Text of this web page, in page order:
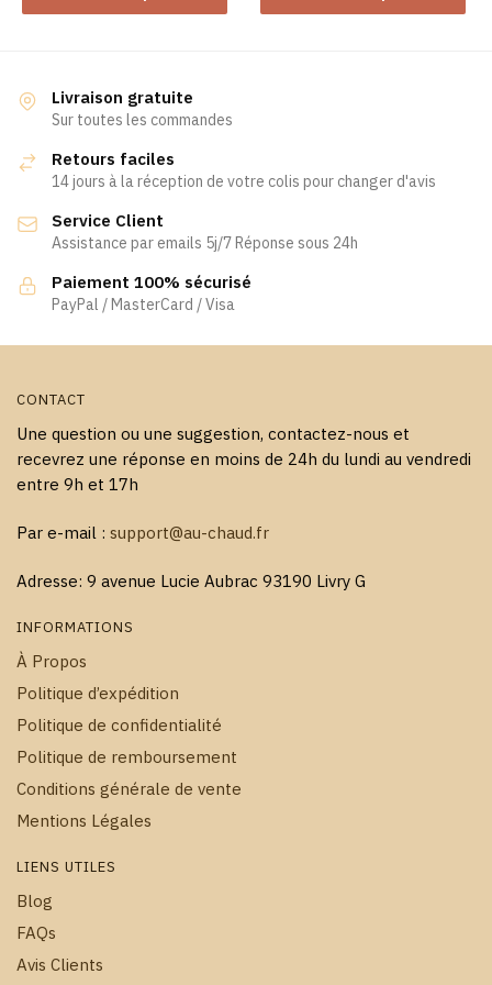
a
Les
options
peuvent
être
sur
la
page
du
produit
peuvent
être
Livraison gratuite
Sur toutes les commandes
Retours faciles
14 jours à la réception de votre colis pour changer d'avis
Service Client
Assistance par emails 5j/7 Réponse sous 24h
Paiement 100% sécurisé
PayPal / MasterCard / Visa
CONTACT
Une question ou une suggestion, contactez-nous et
recevrez une réponse en moins de 24h du lundi au vendredi
entre 9h et 17h
Par e-mail : support@au-chaud.fr
Adresse: 9 avenue Lucie Aubrac 93190 Livry G
INFORMATIONS
À Propos
Politique d’expédition
Politique de confidentialité
Politique de remboursement
Conditions générale de vente
Mentions Légales
LIENS UTILES
Blog
FAQs
Avis Clients